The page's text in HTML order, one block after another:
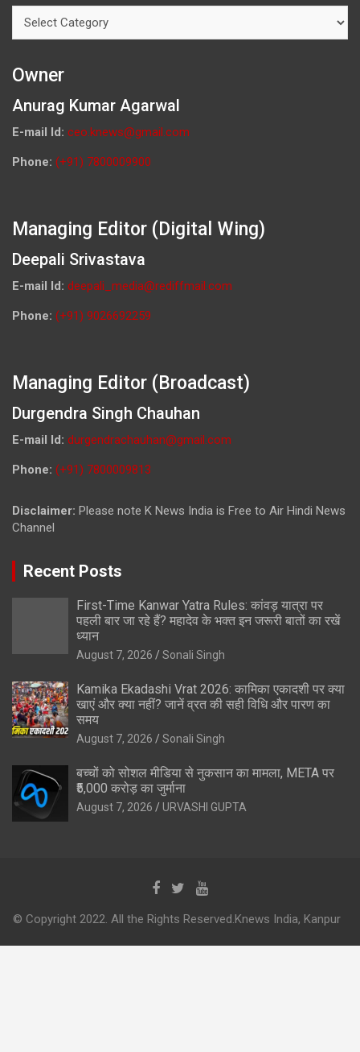
Owner
Anurag Kumar Agarwal
E-mail Id: ceo.knews@gmail.com
Phone: (+91) 7800009900
Managing Editor (Digital Wing)
Deepali Srivastava
E-mail Id: deepali_media@rediffmail.com
Phone: (+91) 9026692259
Managing Editor (Broadcast)
Durgendra Singh Chauhan
E-mail Id: durgendrachauhan@gmail.com
Phone: (+91) 7800009813
Disclaimer: Please note K News India is Free to Air Hindi News
Channel
Recent Posts
First-Time Kanwar Yatra Rules: कांवड़ यात्रा पर
पहली बार जा रहे हैं? महादेव के भक्त इन जरूरी बातों का रखें
ध्यान
August 7, 2026 Sonali Singh
Kamika Ekadashi Vrat 2026: कामिका एकादशी पर क्या
खाएं और क्या नहीं? जानें व्रत की सही विधि और पारण का
समय
August 7, 2026 Sonali Singh
बच्चों को सोशल मीडिया से नुकसान का मामला, META पर
₹5,000 करोड़ का जुर्माना
August 7, 2026 URVASHI GUPTA
© Copyright 2022. All the Rights Reserved.Knews India, Kanpur